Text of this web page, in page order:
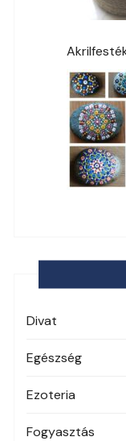
Divat
Egészség
Ezoteria
Fogyasztás